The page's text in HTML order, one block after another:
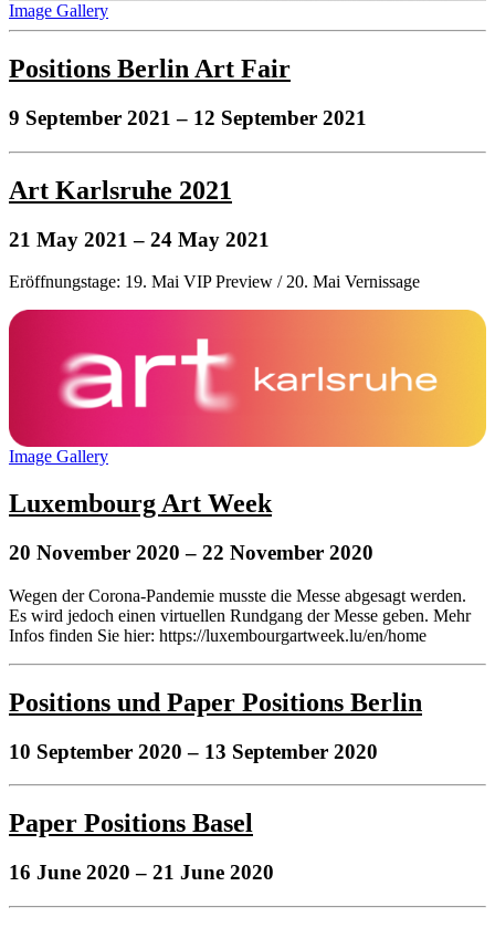
Image Gallery
Positions Berlin Art Fair
9 September 2021 – 12 September 2021
Art Karlsruhe 2021
21 May 2021 – 24 May 2021
Eröffnungstage: 19. Mai VIP Preview / 20. Mai Vernissage
Image Gallery
Luxembourg Art Week
20 November 2020 – 22 November 2020
Wegen der Corona-Pandemie musste die Messe abgesagt werden.
Es wird jedoch einen virtuellen Rundgang der Messe geben. Mehr
Infos finden Sie hier: https://luxembourgartweek.lu/en/home
Positions und Paper Positions Berlin
10 September 2020 – 13 September 2020
Paper Positions Basel
16 June 2020 – 21 June 2020